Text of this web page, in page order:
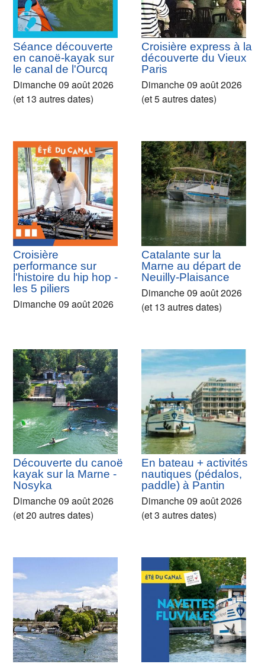
Séance découverte
en canoë-kayak sur
le canal de l'Ourcq
Dimanche 09 août 2026
(et 13 autres dates)
Croisière express à la
découverte du Vieux
Paris
Dimanche 09 août 2026
(et 5 autres dates)
Croisière
performance sur
l'histoire du hip hop -
les 5 piliers
Dimanche 09 août 2026
Catalante sur la
Marne au départ de
Neuilly-Plaisance
Dimanche 09 août 2026
(et 13 autres dates)
Découverte du canoë
kayak sur la Marne -
Nosyka
Dimanche 09 août 2026
(et 20 autres dates)
En bateau + activités
nautiques (pédalos,
paddle) à Pantin
Dimanche 09 août 2026
(et 3 autres dates)